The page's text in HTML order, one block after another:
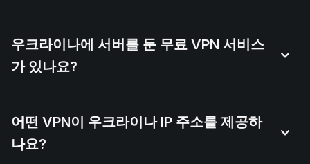
우크라이나에 서버를 둔 무료 VPN 서비스
가 있나요?
어떤 VPN이 우크라이나 IP 주소를 제공하
나요?